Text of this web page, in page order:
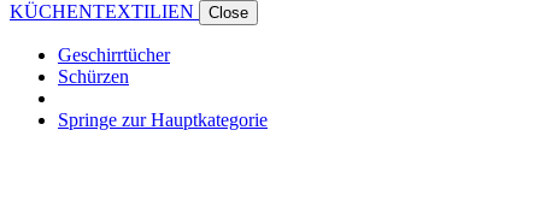
KÜCHENTEXTILIEN Close
Geschirrtücher
Schürzen
Springe zur Hauptkategorie